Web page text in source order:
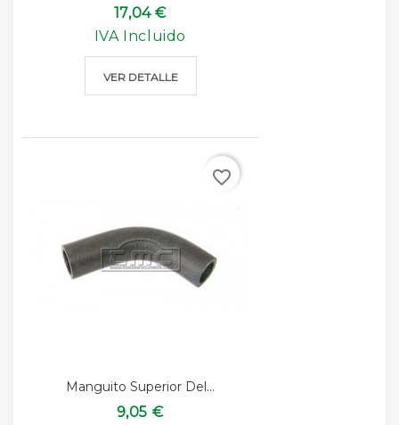
17,04 €
IVA Incluido
VER DETALLE
Manguito Superior Del...
9,05 €
favorite_border